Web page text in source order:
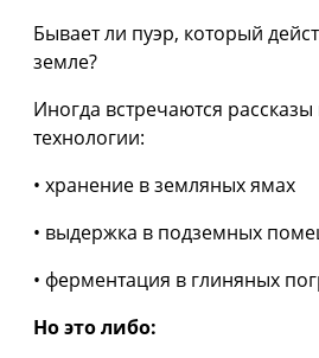
Бывает ли пуэр, который
земле?
Иногда встречаются
технологии:
• хранение в земляных ямах
• выдержка в подземных
• ферментация в глиняных
Но это либо: